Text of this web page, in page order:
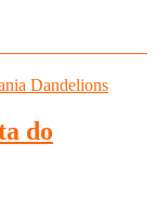
do